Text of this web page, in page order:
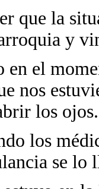
la
y
el
nos
los ojos.
los
se lo